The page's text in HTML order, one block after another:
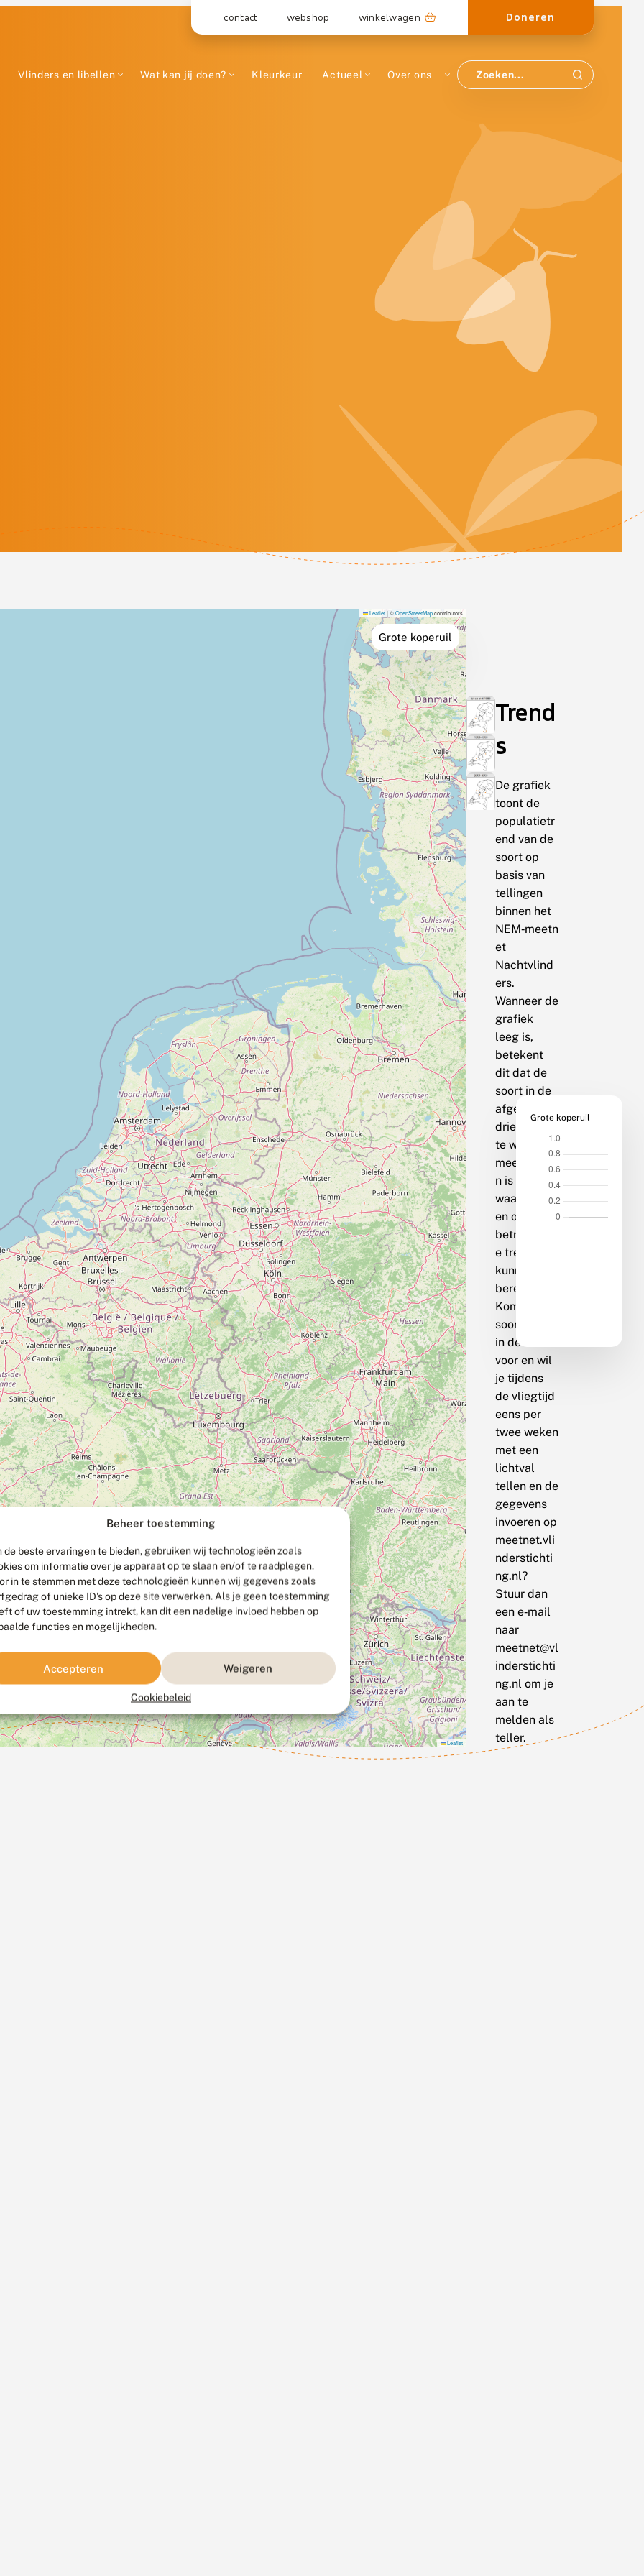
Beheer toestemming
de beste ervaringen te bieden, gebruiken wij technologieën zoals
om informatie over je apparaat op te slaan en/of te raadplegen.
in te stemmen met deze technologieën kunnen wij gegevens zoals
of unieke ID's op deze site verwerken. Als je geen toestemming
of uw toestemming intrekt, kan dit een nadelige invloed hebben op
functies en mogelijkheden.
Accepteren Weigeren
Cookiebeleid
contact webshop winkelwagen Doneren
Vlinders en libellen Wat kan jij doen? Kleurkeur Actueel Over ons
Grote koperuil
Leaflet|©OpenStreetMapcontributors
Leaflet
Trend
s
De grafiek
toont de
populatietr
end van de
soort op
basis van
tellingen
binnen het
NEM‑meetn
et
Nachtvlind
ers.
Wanneer de
grafiek
leeg is,
betekent
dit dat de
soort in de
afgelopen
drie jaar op
te weinig
meetpunte
n is
waargenom
en om een
betrouwbar
e trend te
kunnen
berekenen.
Komt de
soort bij jou
in de buurt
voor en wil
je tijdens
de vliegtijd
eens per
twee weken
met een
lichtval
tellen en de
gegevens
invoeren op
meetnet.vli
nderstichti
ng.nl?
Stuur dan
een e‑mail
naar
meetnet@vl
inderstichti
ng.nl om je
aan te
melden als
teller.
Grote koperuil